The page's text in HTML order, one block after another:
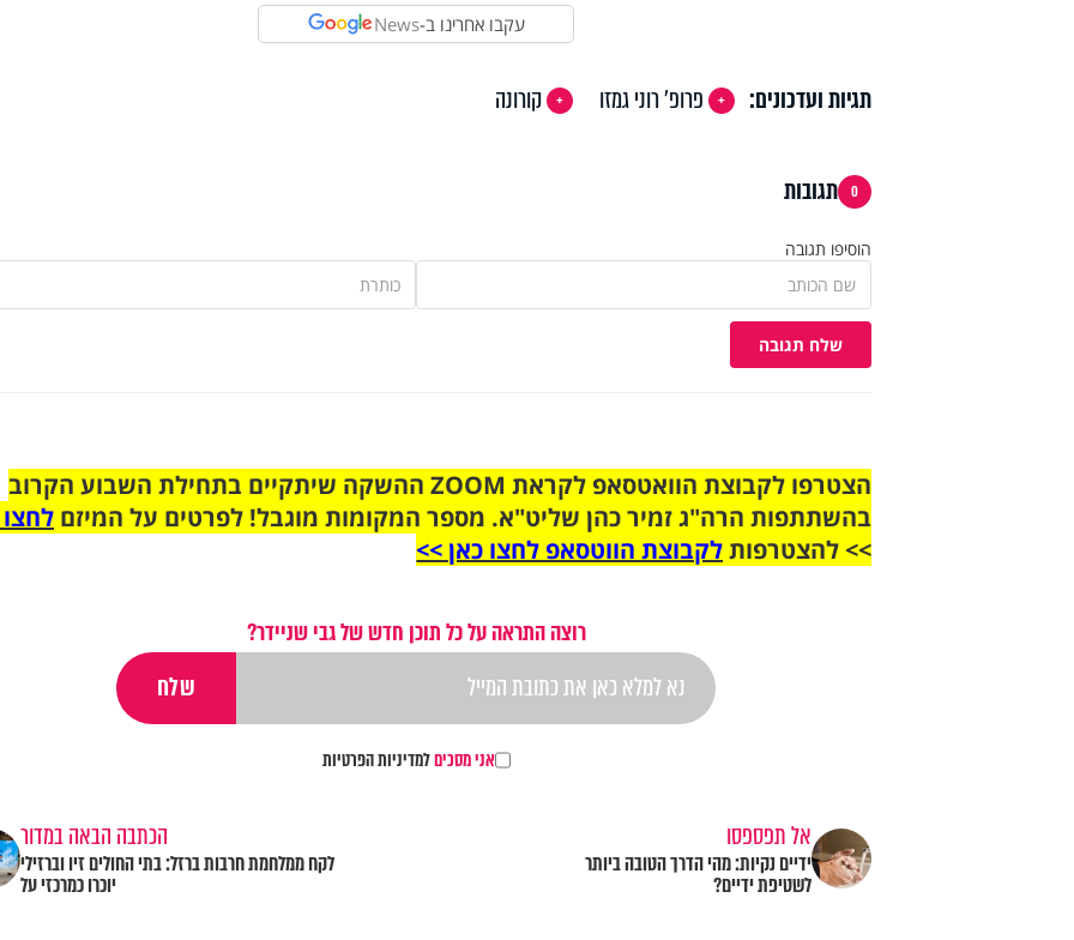
עקבו אחרינו ב-News
תגיות ועדכונים: פרופ' רוני גמזו קורונה
0 תגובות
הוסיפו תגובה
שלח תגובה
הצטרפו לקבוצת הוואטסאפ לקראת ZOOM ההשקה שיתקיים בתחילת השבוע הקרוב
בהשתתפות הרה"ג זמיר כהן שליט"א. מספר המקומות מוגבל! לפרטים על המיזם
>> להצטרפותלקבוצת הווטסאפ לחצו כאן >>
רוצה התראה על כל תוכן חדש של גבי שניידר?
אני מסכיםלמדיניות הפרטיות
אל תפספסו
ידיים נקיות: מהי הדרך הטובה ביותר
לשטיפת ידיים?
הכתבה הבאה במדור
לקח ממלחמת חרבות ברזל: בתי החולים זיו וברזילי
יוכרו כמרכזי על